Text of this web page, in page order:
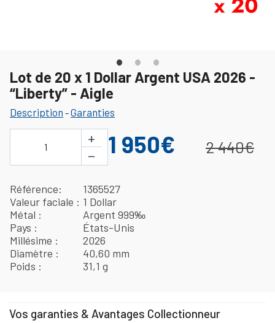
Lot de 20 x 1 Dollar Argent USA 2026 -
“Liberty” - Aigle
Description -Garanties
1
+
−
1 950€ 2 440€
Référence
1365527
Valeur faciale
1 Dollar
Métal
Argent 999‰
Pays
États-Unis
Millésime
2026
Diamètre
40,60 mm
Poids
31,1 g
Vos garanties & Avantages Collectionneur